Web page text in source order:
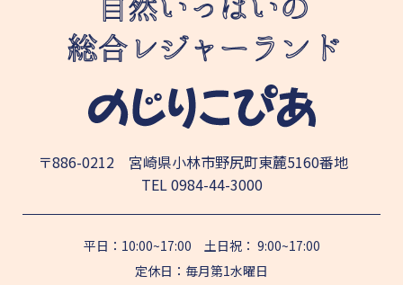
〒886-0212 宮崎県小林市野尻町東麓5160番地
TEL0984-44-3000
平日：10:00~17:00 土日祝： 9:00~17:00
定休日：毎月第1水曜日